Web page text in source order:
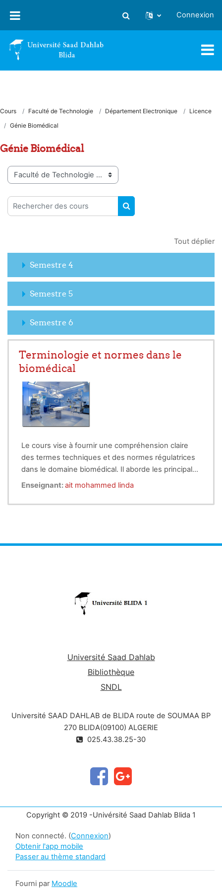
Activer/désactiver la saisie
Connexion
Cours Faculté de Technologie Département Electronique
Licence
Génie Biomédical
Génie Biomédical
Catégories de cours
Rechercher des cours
RECHERCHER DES
Tout déplier
Semestre 4
Semestre 5
Semestre 6
Terminologie et normes dans le
biomédical
Le cours vise à fournir une compréhension claire
des termes techniques et des normes régulatrices
dans le domaine biomédical. Il aborde les principales
terminologies utilisées en anatomie, physiologie,
l'importance des normes pour assurer la sécurité et
Enseignant:ait mohammed linda
Université Saad Dahlab
Bibliothèque
SNDL
Université SAAD DAHLAB de BLIDA route de SOUMAA BP
270 BLIDA(09100) ALGERIE
025.43.38.25-30
Copyright © 2019 -Univérsité Saad Dahlab Blida 1
Non connecté. (Connexion)
Obtenir l'app mobile
Passer au thème standard
Fourni par Moodle